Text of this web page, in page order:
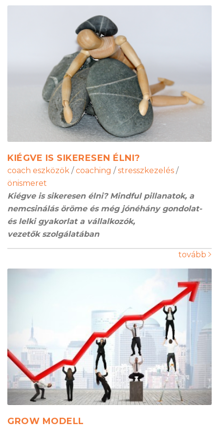
KIÉGVE IS SIKERESEN ÉLNI?
coach eszközök / coaching / stresszkezelés /
önismeret
Kiégve is sikeresen élni? Mindful pillanatok, a
nemcsinálás öröme és még jónéhány gondolat-
és lelki gyakorlat a vállalkozók,
vezetők szolgálatában
tovább
GROW MODELL